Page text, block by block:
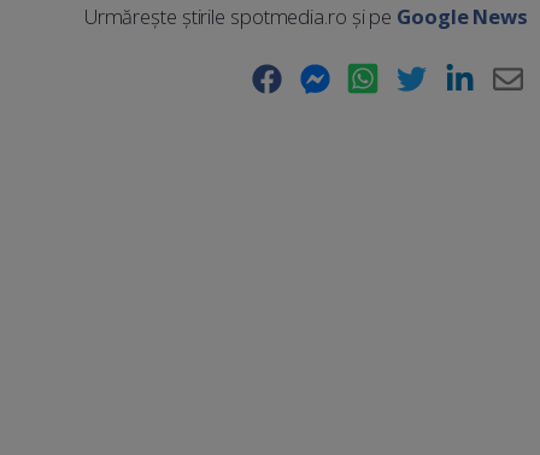
Urmărește știrile spotmedia.ro și pe Google News
Facebook Messenger WhatsApp Twitter LinkedIn